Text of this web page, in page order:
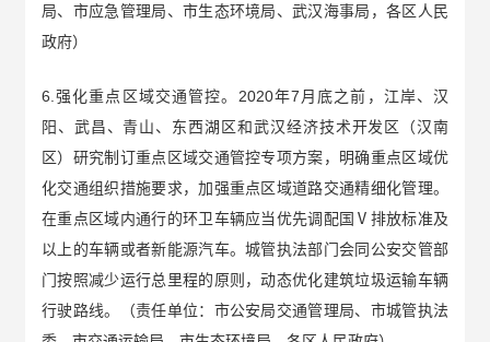
局、市应急管理局、市生态环境局、武汉海事局，各区人民
政府）
6.强化重点区域交通管控。2020年7月底之前，江岸、汉
阳、武昌、青山、东西湖区和武汉经济技术开发区（汉南
区）研究制订重点区域交通管控专项方案，明确重点区域优
化交通组织措施要求，加强重点区域道路交通精细化管理。
在重点区域内通行的环卫车辆应当优先调配国Ⅴ排放标准及
以上的车辆或者新能源汽车。城管执法部门会同公安交管部
门按照减少运行总里程的原则，动态优化建筑垃圾运输车辆
行驶路线。（责任单位：市公安局交通管理局、市城管执法